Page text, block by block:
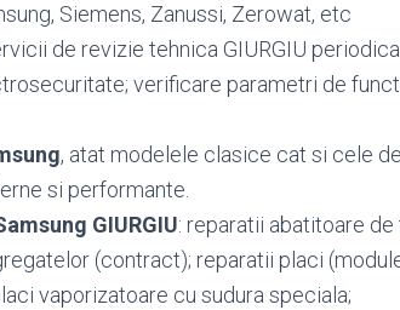
Siemens, Zanussi, Zerowat, etc
de revizie tehnica GIURGIU
verificare parametri de
, atat modelele clasice cat si cele
si performante.
GIURGIU: reparatii abatitoare
(contract); reparatii placi
vaporizatoare cu sudura speciala;